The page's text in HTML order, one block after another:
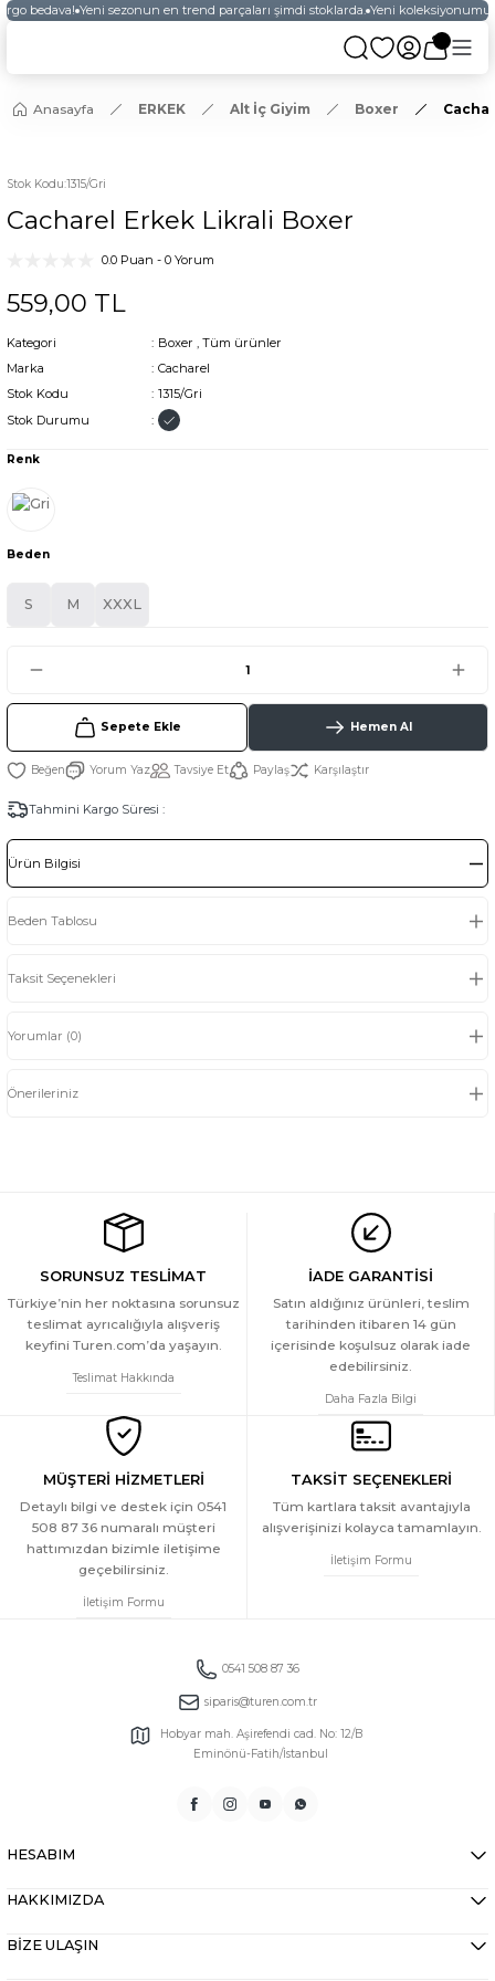
bedava! Yeni sezonun en trend parçaları şimdi stoklarda. Yeni
Anasayfa ERKEK Alt İç Giyim Boxer
Stok Kodu:1315/Gri
Cacharel Erkek Likrali Boxer
0.0 Puan - 0 Yorum
559,00 TL
Kategori Boxer , Tüm ürünler
Marka
Cacharel
Stok Kodu
1315/Gri
Stok Durumu
Renk
Beden
S M XXXL
Sepete Ekle Hemen Al
Yorum Yaz Tavsiye Et Paylaş Karşılaştır
Tahmini Kargo Süresi :
Ürün Bilgisi
Beden Tablosu
Taksit Seçenekleri
Yorumlar (0)
Önerileriniz
SORUNSUZ TESLİMAT
Türkiye’nin her noktasına sorunsuz
teslimat ayrıcalığıyla alışveriş
keyfini Turen.com’da yaşayın.
Teslimat Hakkında
İADE GARANTİSİ
Satın aldığınız ürünleri, teslim
tarihinden itibaren 14 gün
içerisinde koşulsuz olarak iade
edebilirsiniz.
Daha Fazla Bilgi
MÜŞTERİ HİZMETLERİ
Detaylı bilgi ve destek için 0541
508 87 36 numaralı müşteri
hattımızdan bizimle iletişime
geçebilirsiniz.
İletişim Formu
TAKSİT SEÇENEKLERİ
Tüm kartlara taksit avantajıyla
alışverişinizi kolayca tamamlayın.
İletişim Formu
0541 508 87 36
siparis@turen.com.tr
Hobyar mah. Aşirefendi cad. No: 12/B
Eminönü-Fatih/İstanbul
HESABIM
HAKKIMIZDA
BİZE ULAŞIN